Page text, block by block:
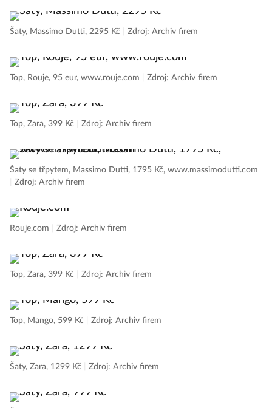
Šaty, Massimo Dutti, 2295 Kč Zdroj: Archiv firem
Top, Rouje, 95 eur, www.rouje.com Zdroj: Archiv firem
Top, Zara, 399 Kč Zdroj: Archiv firem
Šaty se třpytem, Massimo Dutti, 1795 Kč, www.massimodutti.com
Zdroj: Archiv firem
Rouje.com Zdroj: Archiv firem
Top, Zara, 399 Kč Zdroj: Archiv firem
Top, Mango, 599 Kč Zdroj: Archiv firem
Šaty, Zara, 1299 Kč Zdroj: Archiv firem